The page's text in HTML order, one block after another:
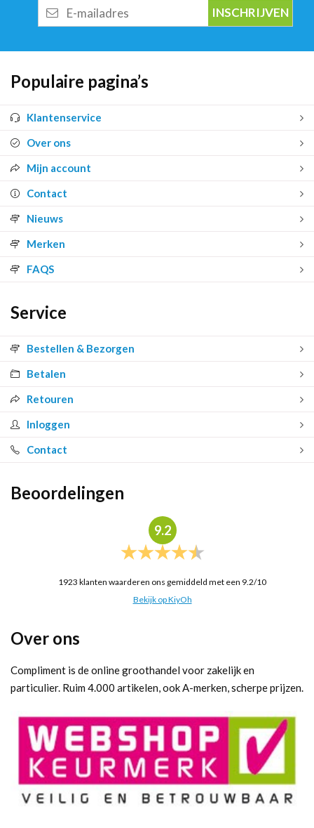
mailadres
Populaire pagina’s
Klantenservice
Over ons
Mijn account
Contact
Nieuws
Merken
FAQS
Service
Bestellen & Bezorgen
Betalen
Retouren
Inloggen
Contact
Beoordelingen
9.2
1923 klanten waarderen ons gemiddeld met een 9.2/10
Bekijk op KiyOh
Over ons
Compliment is de online groothandel voor zakelijk en
particulier. Ruim 4.000 artikelen, ook A-merken, scherpe prijzen.